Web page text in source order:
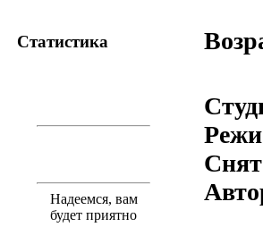
Статистика
Надеемся, вам
будет приятно